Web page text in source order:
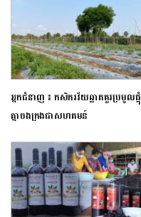
អ្នកជំនាញ ៖ កសិករវ័យឆ្លាតគួរប្រមូលផ្ដុំ
គ្នាចងក្រងជាសហគមន៍